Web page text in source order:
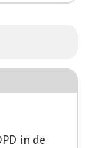
in de